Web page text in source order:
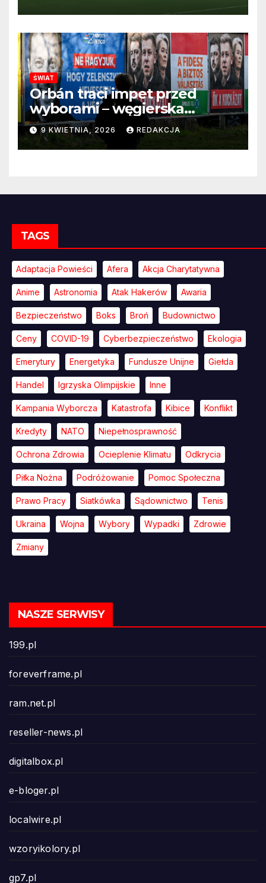
ŚWIAT
Orbán traci impet przed
wyborami – węgierska
propaganda przestaje
przekonywać
9 KWIETNIA, 2026 REDAKCJA
TAGS
Adaptacja Powieści Afera Akcja Charytatywna
Anime Astronomia Atak Hakerów Awaria
Bezpieczeństwo Boks Broń Budownictwo
Ceny COVID-19 Cyberbezpieczeństwo Ekologia
Emerytury Energetyka Fundusze Unijne Giełda
Handel Igrzyska Olimpijskie Inne
Kampania Wyborcza Katastrofa Kibice Konflikt
Kredyty NATO Niepełnosprawność
Ochrona Zdrowia Ocieplenie Klimatu Odkrycia
Piłka Nożna Podróżowanie Pomoc Społeczna
Prawo Pracy Siatkówka Sądownictwo Tenis
Ukraina Wojna Wybory Wypadki Zdrowie
Zmiany
NASZE SERWISY
199.pl
foreverframe.pl
ram.net.pl
reseller-news.pl
digitalbox.pl
e-bloger.pl
localwire.pl
wzoryikolory.pl
gp7.pl